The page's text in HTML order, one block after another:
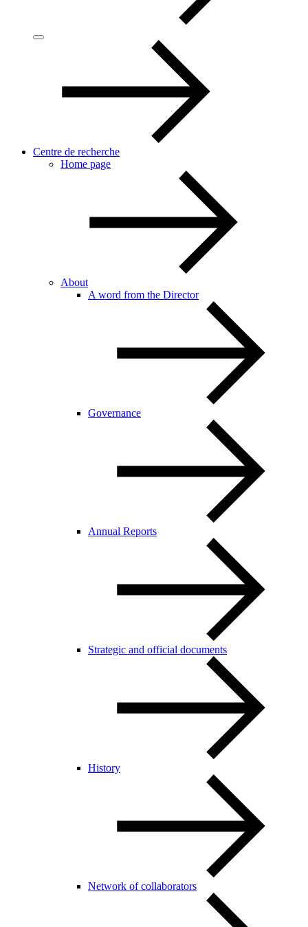
Centre de recherche
Home page
About
A word from the Director
Governance
Annual Reports
Strategic and official documents
History
Network of collaborators